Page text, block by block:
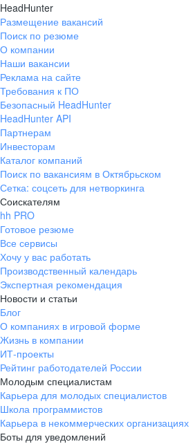
HeadHunter
Размещение вакансий
Поиск по резюме
О компании
Наши вакансии
Реклама на сайте
Требования к ПО
Безопасный HeadHunter
HeadHunter API
Партнерам
Инвесторам
Каталог компаний
Поиск по вакансиям в Октябрьском
Сетка: соцсеть для нетворкинга
Соискателям
hh PRO
Готовое резюме
Все сервисы
Хочу у вас работать
Производственный календарь
Экспертная рекомендация
Новости и статьи
Блог
О компаниях в игровой форме
Жизнь в компании
ИТ-проекты
Рейтинг работодателей России
Молодым специалистам
Карьера для молодых специалистов
Школа программистов
Карьера в некоммерческих организациях
Боты для уведомлений